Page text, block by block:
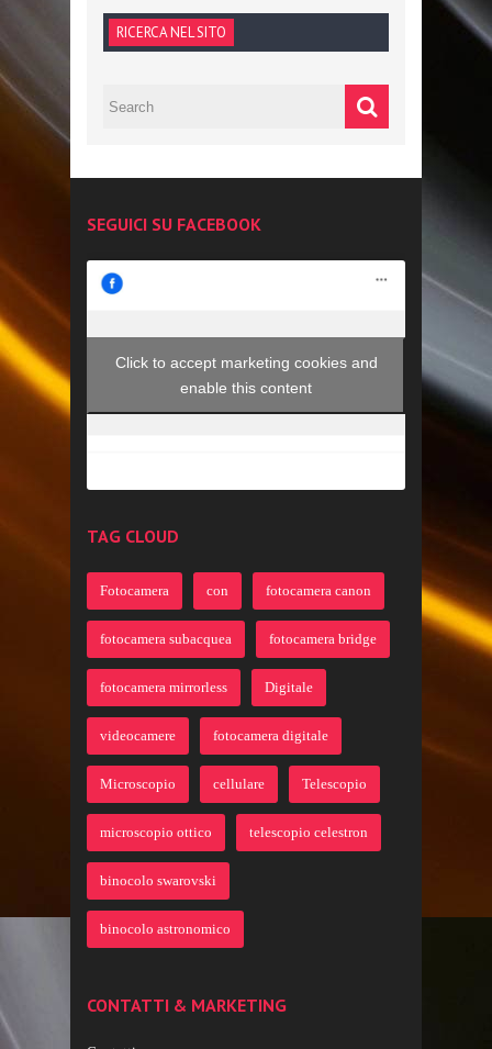
RICERCA NEL SITO
SEGUICI SU FACEBOOK
Click to accept marketing cookies and
enable this content
TAG CLOUD
Fotocamera con fotocamera canon
fotocamera subacquea fotocamera bridge
fotocamera mirrorless Digitale
videocamere fotocamera digitale
Microscopio cellulare Telescopio
microscopio ottico telescopio celestron
binocolo swarovski
binocolo astronomico
CONTATTI & MARKETING